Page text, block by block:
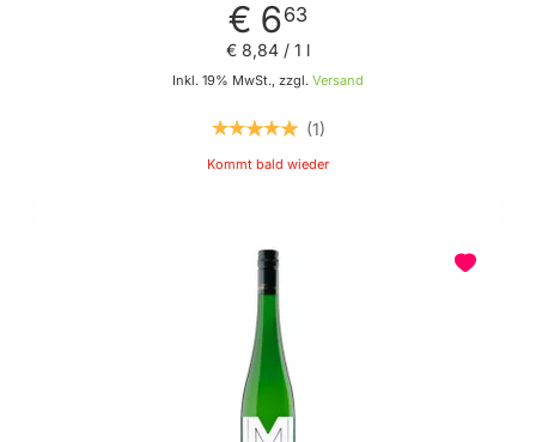
€ 663
Inkl. 19% MwSt., zzgl. Versand
€ 8,84 / 1 l
1
Kommt bald wieder